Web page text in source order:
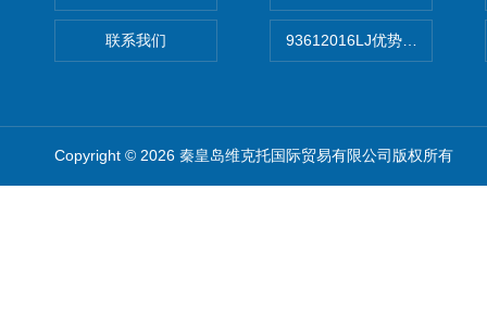
联系我们 93612016LJ优势供应美国
Copyright © 2026 秦皇岛维克托国际贸易有限公司版权所有